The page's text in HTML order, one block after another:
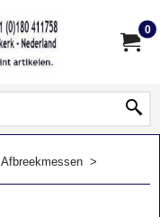
0
Afbreekmessen >